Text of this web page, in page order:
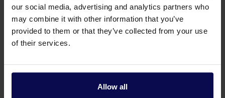
our social media, advertising and analytics partners who
may combine it with other information that you’ve
provided to them or that they’ve collected from your use
of their services.
Allow all
Heb je een vraag of hulp nodig?
Onze specialisten helpen je graag verder bij je
zoektocht naar een oplossing die aansluit op